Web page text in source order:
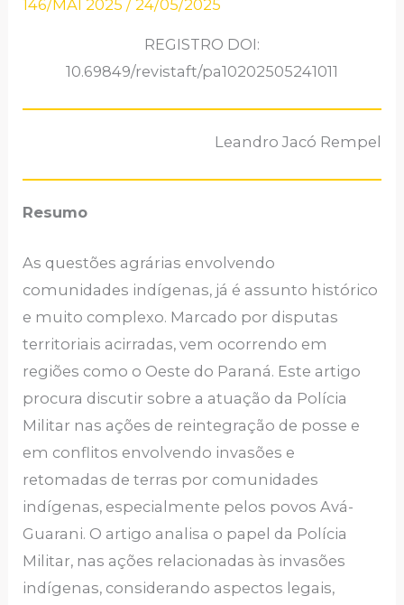
146/MAI 2025 /24/05/2025
REGISTRO DOI:
10.69849/revistaft/pa10202505241011
Leandro Jacó Rempel
Resumo
As questões agrárias envolvendo
comunidades indígenas, já é assunto histórico
e muito complexo. Marcado por disputas
territoriais acirradas, vem ocorrendo em
regiões como o Oeste do Paraná. Este artigo
procura discutir sobre a atuação da Polícia
Militar nas ações de reintegração de posse e
em conflitos envolvendo invasões e
retomadas de terras por comunidades
indígenas, especialmente pelos povos Avá-
Guarani. O artigo analisa o papel da Polícia
Militar, nas ações relacionadas às invasões
indígenas, considerando aspectos legais,